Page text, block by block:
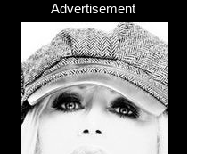
Advertisement